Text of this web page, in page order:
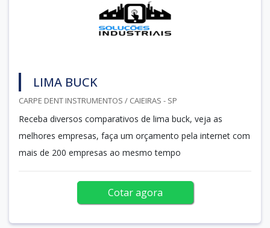
LIMA BUCK
CARPE DENT INSTRUMENTOS / CAIEIRAS - SP
Receba diversos comparativos de lima buck, veja as
melhores empresas, faça um orçamento pela internet com
mais de 200 empresas ao mesmo tempo
Cotar agora